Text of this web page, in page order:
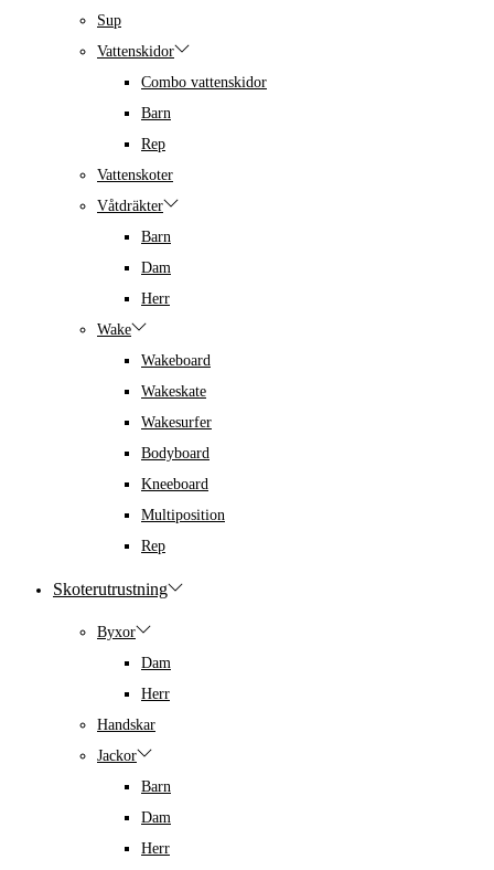
Sup
Vattenskidor
Combo vattenskidor
Barn
Rep
Vattenskoter
Våtdräkter
Barn
Dam
Herr
Wake
Wakeboard
Wakeskate
Wakesurfer
Bodyboard
Kneeboard
Multiposition
Rep
Skoterutrustning
Byxor
Dam
Herr
Handskar
Jackor
Barn
Dam
Herr